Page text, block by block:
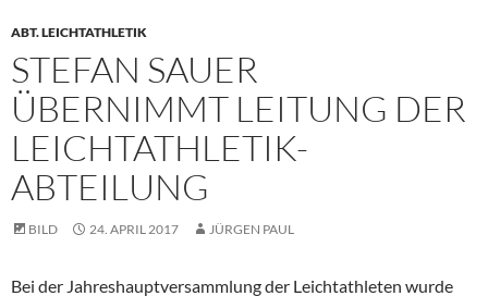
ABT. LEICHTATHLETIK
STEFAN SAUER
ÜBERNIMMT LEITUNG DER
LEICHTATHLETIK-
ABTEILUNG
BILD 24. APRIL 2017 JÜRGEN PAUL
Bei der Jahreshauptversammlung der Leichtathleten wurde